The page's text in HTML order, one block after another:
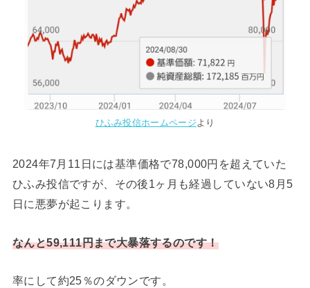
ひふみ投信ホームページより
2024年7月11日には基準価格で78,000円を超えていた
ひふみ投信ですが、その後1ヶ月も経過していない8月5
日に悪夢が起こります。
なんと59,111円まで大暴落するのです！
率にして約25％のダウンです。